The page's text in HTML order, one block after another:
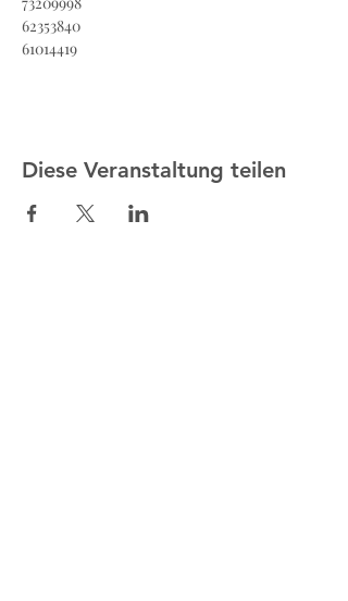
62353840
61014419
Diese Veranstaltung teilen